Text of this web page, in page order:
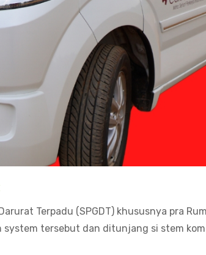
Terpadu (SPGDT) khususnya pra
tersebut dan ditunjang si stem